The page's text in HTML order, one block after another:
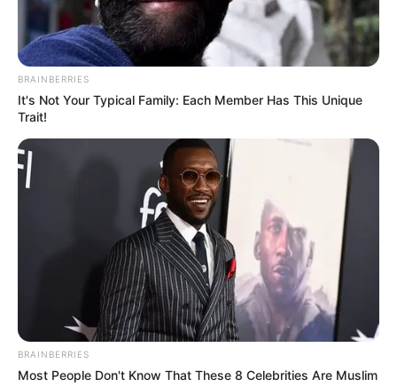
(foto: instagram/poppydrayton)
Biodata & Profil
BRAINBERRIES
It's Not Your Typical Family: Each Member Has This Unique
Trait!
BRAINBERRIES
Most People Don't Know That These 8 Celebrities Are Muslim